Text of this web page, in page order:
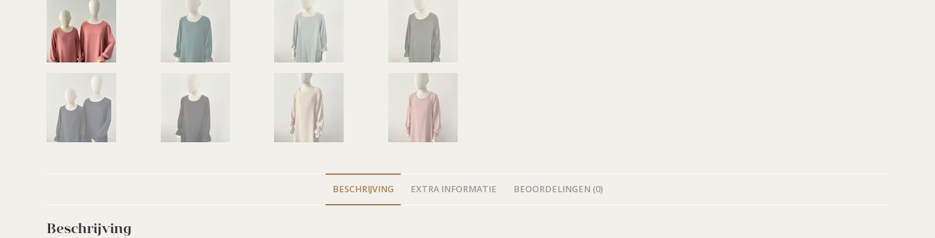
BESCHRIJVING EXTRA INFORMATIE BEOORDELINGEN (0)
Beschrijving